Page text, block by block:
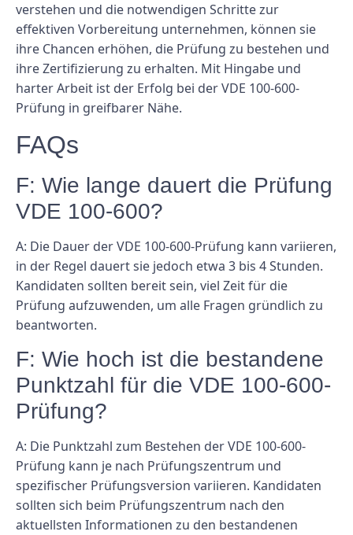
verstehen und die notwendigen Schritte zur
effektiven Vorbereitung unternehmen, können sie
ihre Chancen erhöhen, die Prüfung zu bestehen und
ihre Zertifizierung zu erhalten. Mit Hingabe und
harter Arbeit ist der Erfolg bei der VDE 100-600-
Prüfung in greifbarer Nähe.
FAQs
F: Wie lange dauert die Prüfung
VDE 100-600?
A: Die Dauer der VDE 100-600-Prüfung kann variieren,
in der Regel dauert sie jedoch etwa 3 bis 4 Stunden.
Kandidaten sollten bereit sein, viel Zeit für die
Prüfung aufzuwenden, um alle Fragen gründlich zu
beantworten.
F: Wie hoch ist die bestandene
Punktzahl für die VDE 100-600-
Prüfung?
A: Die Punktzahl zum Bestehen der VDE 100-600-
Prüfung kann je nach Prüfungszentrum und
spezifischer Prüfungsversion variieren. Kandidaten
sollten sich beim Prüfungszentrum nach den
aktuellsten Informationen zu den bestandenen